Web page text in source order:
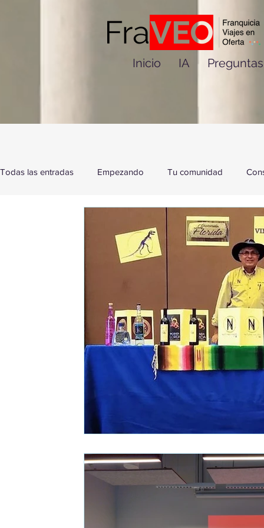
Inicio IA
Todas las entradas Empezando Tu comunidad